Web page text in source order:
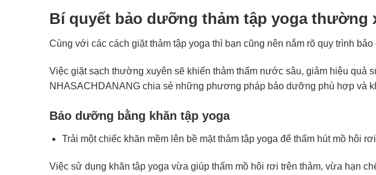
Bí quyết bảo dưỡng thảm tập yoga thường
Cùng với các cách giặt thảm tập yoga thì bạn cũng nên nắm rõ quy trình
Việc giặt sạch thường xuyên sẽ khiến thảm thấm nước sâu, giảm hiệu quả
NHASACHDANANG chia sẻ những phương pháp bảo dưỡng phù hợp và
Bảo dưỡng bằng khăn tập yoga
Trải một chiếc khăn mềm lên bề mặt thảm tập yoga để thấm hút mồ hôi
Việc sử dụng khăn tập yoga vừa giúp thấm mồ hôi rơi trên thảm, vừa hạn